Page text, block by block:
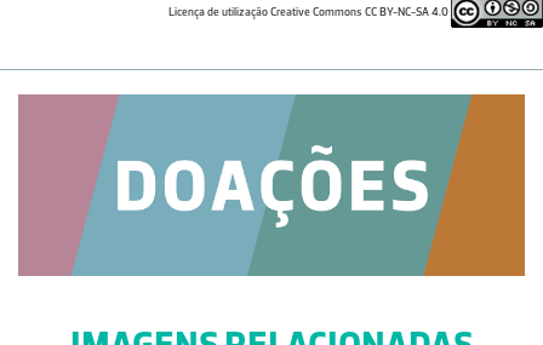
Licença de utilização Creative Commons CC BY-NC-SA 4.0